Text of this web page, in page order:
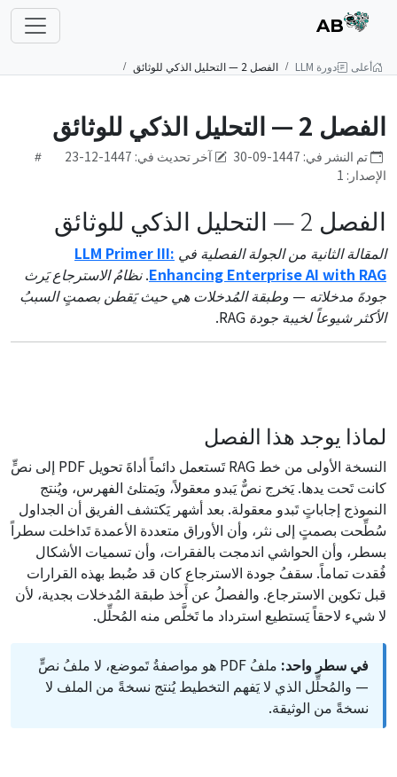
AB
أعلى دورة LLM الفصل 2 — التحليل الذكي للوثائق
الفصل 2 — التحليل الذكي للوثائق
تم النشر في: 1447-09-30
آخر تحديث في: 1447-12-23
الإصدار: 1
الفصل 2 — التحليل الذكي للوثائق
المقالة الثانية من الجولة الفصلية في LLM Primer III:
Enhancing Enterprise AI with RAG. نظامُ الاسترجاع يَرث
جودةَ مدخلاته — وطبقة المُدخلات هي حيث يَقطن بصمتٍ السببُ
الأكثر شيوعاً لخيبة جودة RAG.
لماذا يوجد هذا الفصل
النسخة الأولى من خط RAG تَستعمل دائماً أداةَ تحويل PDF إلى نصٍّ
كانت تَحت يدها. يَخرج نصٌّ يَبدو معقولاً، ويَمتلئ الفهرس، ويُنتج
النموذج إجاباتٍ تَبدو معقولة. بعد أشهر يَكتشف الفريق أن الجداول
سُطِّحت بصمتٍ إلى نثر، وأن الأوراق متعددة الأعمدة تَداخلت سطراً
بسطر، وأن الحواشي اندمجت بالفقرات، وأن تسميات الأشكال
فُقدت تماماً. سقفُ جودة الاسترجاع كان قد ضُبط بهذه القرارات
قبل تكوين الاسترجاع. والفصلُ عن أَخذ طبقة المُدخلات بجدية، لأن
لا شيء لاحقاً يَستطيع استرداد ما تَخلَّص منه المُحلِّل.
في سطر واحد:
ملفُ PDF هو مواصفةُ تَموضع، لا ملفُ نصٍّ
— والمُحلِّل الذي لا يَفهم التخطيط يُنتج نسخةً من الملف لا
نسخةً من الوثيقة.